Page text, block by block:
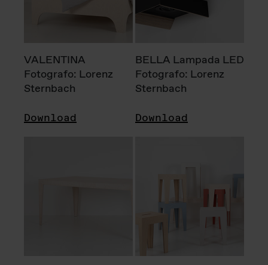
VALENTINA
Fotografo: Lorenz
Sternbach
Download
BELLA Lampada LED
Fotografo: Lorenz
Sternbach
Download